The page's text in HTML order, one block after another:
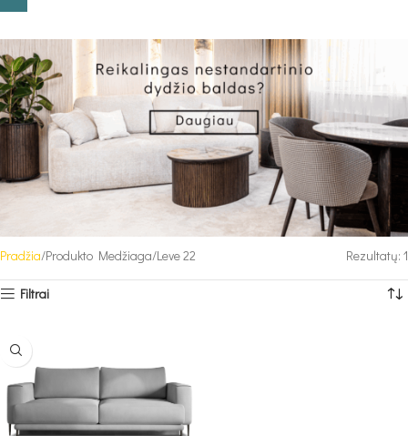
Pradžia Produkto Medžiaga Leve 22 Rezultatų: 1
Filtrai